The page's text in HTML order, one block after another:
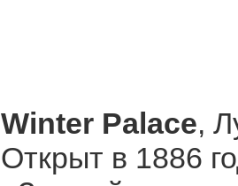
Winter Palace,
Открыт в 1886